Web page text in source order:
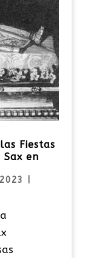
Fiestas
en